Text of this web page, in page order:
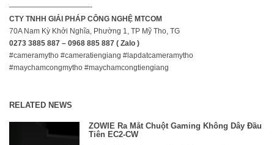
———————————-
CTY TNHH GIẢI PHÁP CÔNG NGHỆ MTCOM
70A Nam Kỳ Khởi Nghĩa, Phường 1, TP Mỹ Tho, TG
0273 3885 887 – 0968 885 887 ( Zalo )
#cameramytho #cameratiengiang #lapdatcameramytho
#maychamcongmytho #maychamcongtiengiang
RELATED NEWS
ZOWIE Ra Mắt Chuột Gaming Không Dây Đầu
Tiên EC2-CW